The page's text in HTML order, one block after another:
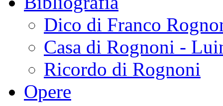
Dico di Franco
Casa di Rognoni -
Ricordo di Rognoni
Opere